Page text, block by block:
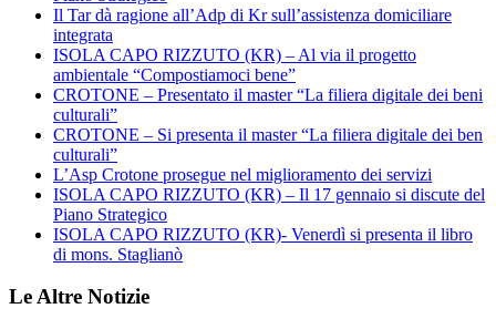
Il Tar dà ragione all’Adp di Kr sull’assistenza domiciliare
integrata
ISOLA CAPO RIZZUTO (KR) – Al via il progetto
ambientale “Compostiamoci bene”
CROTONE – Presentato il master “La filiera digitale dei beni
culturali”
CROTONE – Si presenta il master “La filiera digitale dei ben
culturali”
L’Asp Crotone prosegue nel miglioramento dei servizi
ISOLA CAPO RIZZUTO (KR) – Il 17 gennaio si discute del
Piano Strategico
ISOLA CAPO RIZZUTO (KR)- Venerdì si presenta il libro
di mons. Staglianò
Le Altre Notizie